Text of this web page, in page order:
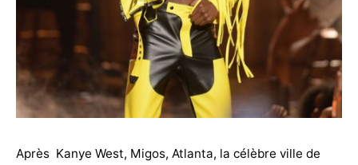
Après Kanye West, Migos, Atlanta, la célèbre ville de